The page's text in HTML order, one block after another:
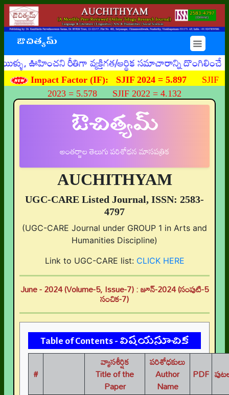
ఔచిత్యమ్ ☰
రీతిగా వ్యక్తిగత/ఆర్థిక సమాచారాన్ని దొంగిలించే
Impact Factor (IF): SJIF 2024 = 5.897 SJIF
2023 = 5.578 SJIF 2022 = 4.132
ఔచిత్యమ్
అంతర్జాల తెలుగు పరిశోధన మాసపత్రిక
AUCHITHYAM
UGC-CARE Listed Journal, ISSN: 2583-
4797
(UGC-CARE Journal under GROUP 1 in Arts and
Humanities Discipline)
Link to UGC-CARE list: CLICK HERE
June - 2024 (Volume-5, Issue-7) : జూన్-2024 (సంపుటి-5
సంచిక-7)
Table of Contents - విషయసూచిక
#
వ్యాసశీర్షిక
Title of the
Paper
పరిశోధకులు
Author
Name
PDF